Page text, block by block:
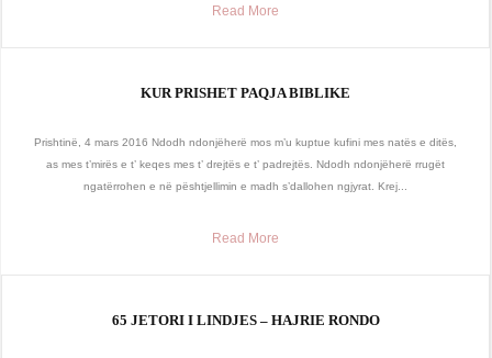
Read More
KUR PRISHET PAQJA BIBLIKE
Prishtinë, 4 mars 2016 Ndodh ndonjëherë mos m’u kuptue kufini mes natës e ditës,
as mes t’mirës e t’ keqes mes t’ drejtës e t’ padrejtës. Ndodh ndonjëherë rrugët
ngatërrohen e në pështjellimin e madh s’dallohen ngjyrat. Krej...
Read More
65 JETORI I LINDJES – HAJRIE RONDO